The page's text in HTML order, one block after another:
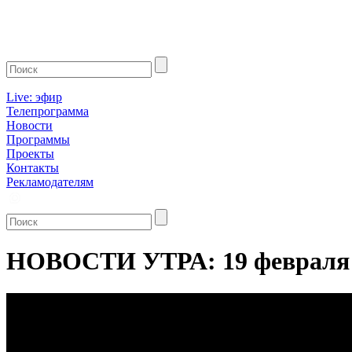
Live: эфир
Телепрограмма
Новости
Программы
Проекты
Контакты
Рекламодателям
НОВОСТИ УТРА: 19 февраля